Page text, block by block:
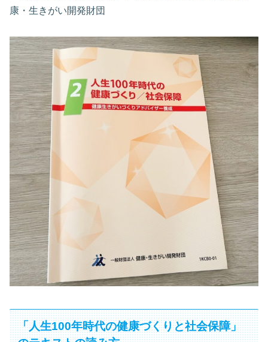
康・生きがい開発財団
「人生100年時代の健康づくりと社会保障」